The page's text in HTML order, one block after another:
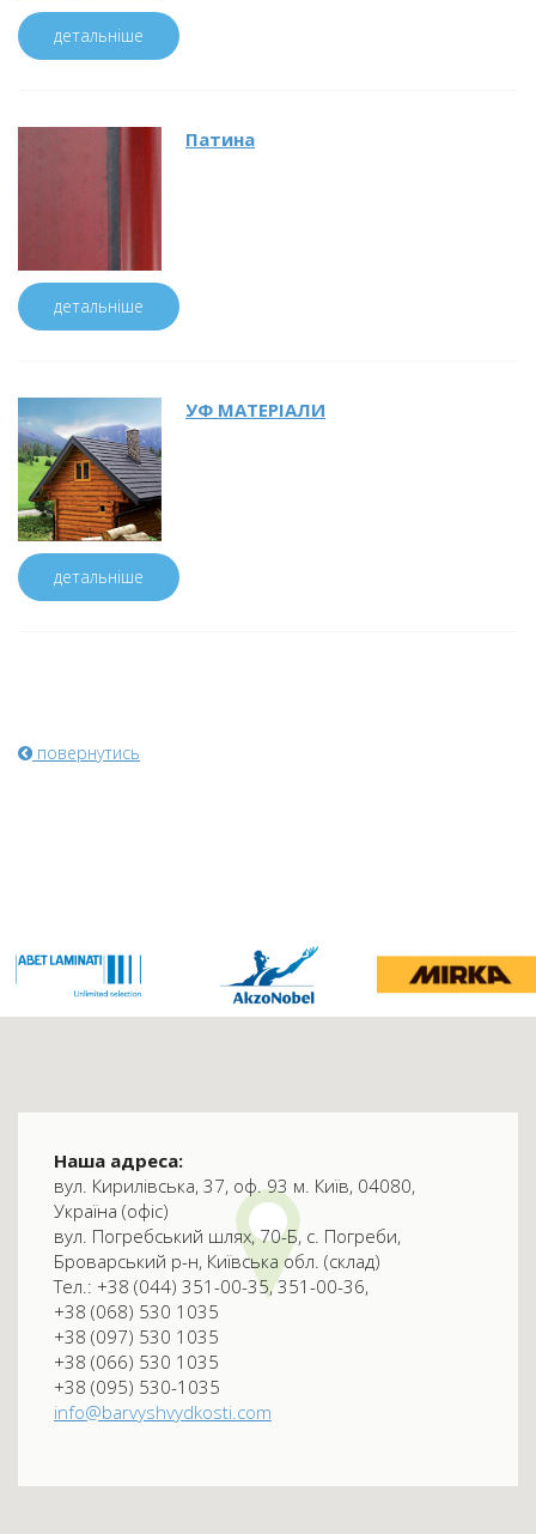
детальніше
Патина
детальніше
УФ МАТЕРІАЛИ
детальніше
повернутись
Наша адреса:
вул. Кирилівська, 37, оф. 93 м. Київ, 04080,
Україна (офіс)
вул. Погребський шлях, 70-Б, с. Погреби,
Броварський р-н, Київська обл. (склад)
Тел.: +38 (044) 351-00-35, 351-00-36,
+38 (068) 530 1035
+38 (097) 530 1035
+38 (066) 530 1035
+38 (095) 530-1035
info@barvyshvydkosti.com